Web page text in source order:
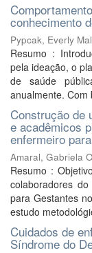
conhecimento
Pypcak, Everly
Resumo :
pela ideação, o
de saúde
anualmente. Com
Construção de
e acadêmicos
enfermeiro
Amaral, Gabriela
Resumo :
colaboradores
para Gestantes
estudo
Cuidados de
Síndrome do